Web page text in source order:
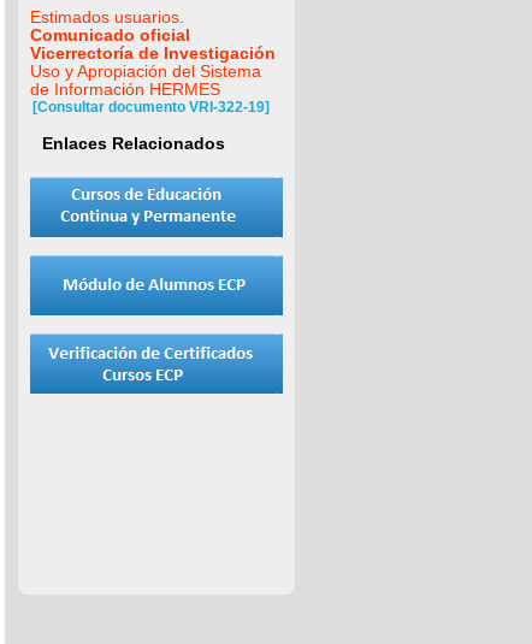
Estimados usuarios.
Comunicado oficial
Vicerrectoría de Investigación
Uso y Apropiación del Sistema
de Información HERMES
[Consultar documento VRI-322-19]
Enlaces Relacionados